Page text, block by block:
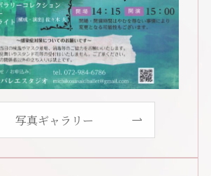
写真ギャラリー